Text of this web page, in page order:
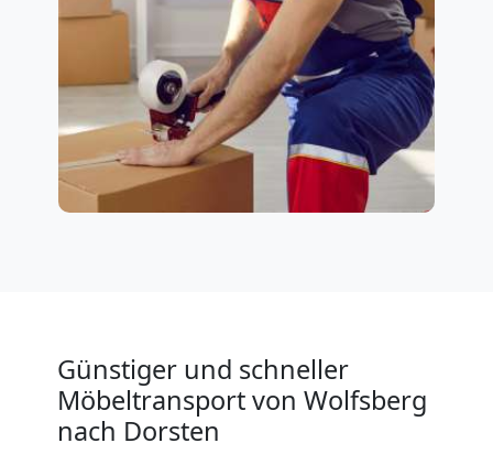
Günstiger und schneller
Möbeltransport von Wolfsberg
nach Dorsten